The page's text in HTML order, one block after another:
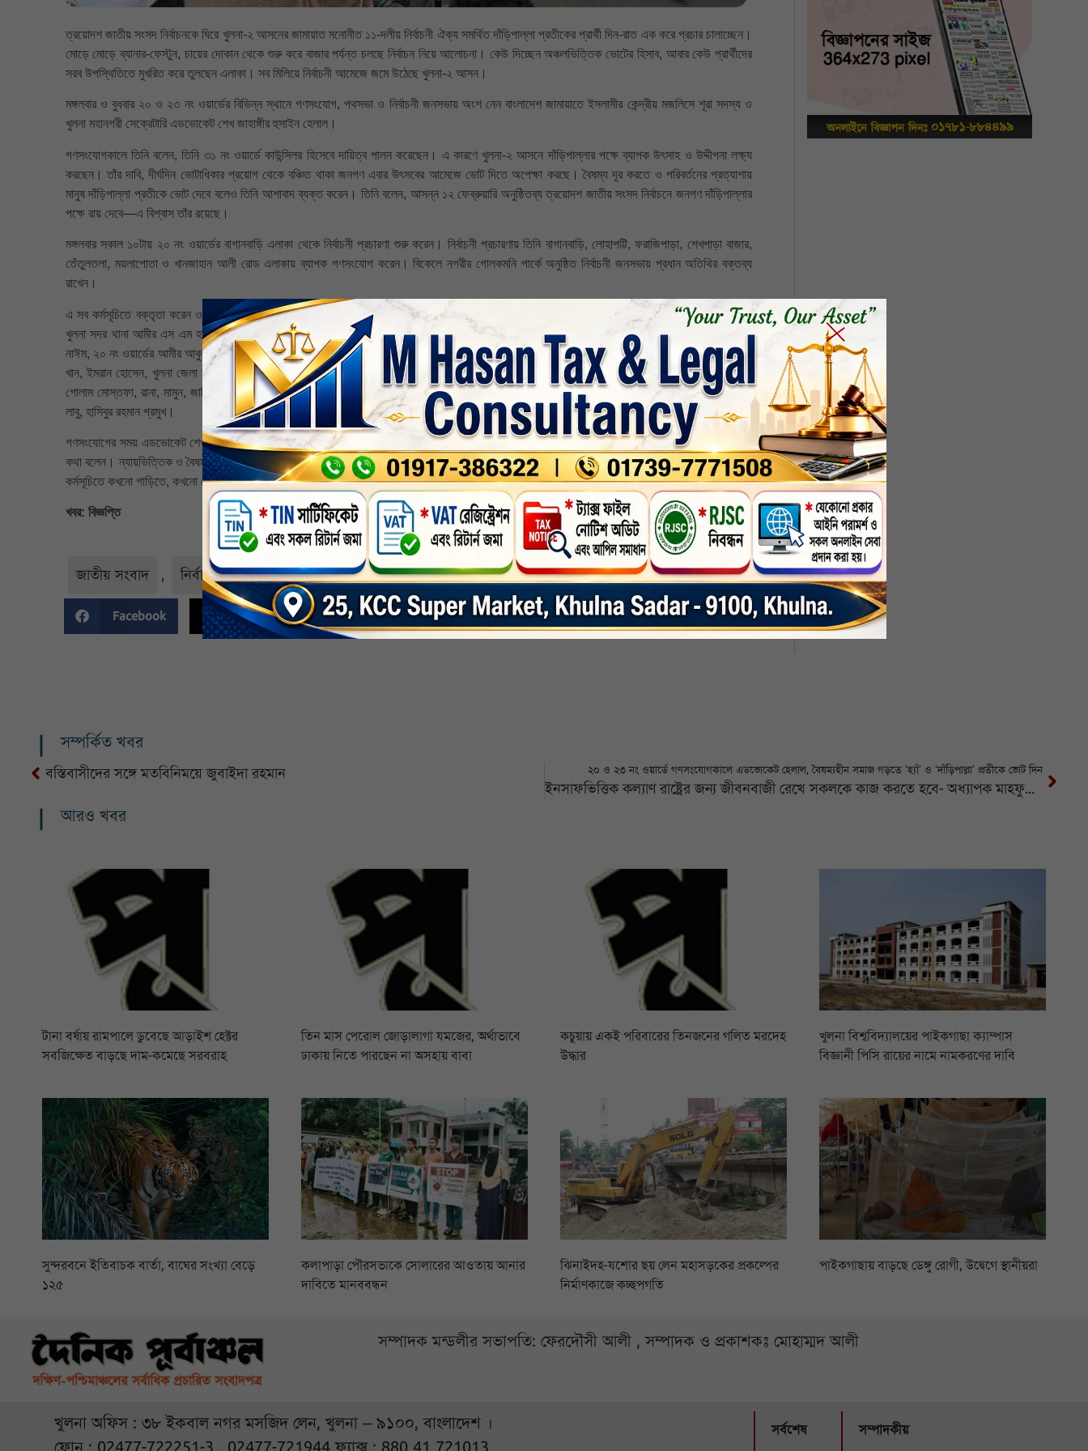
ত্রয়োদশ জাতীয় সংসদ নির্বাচনকে ঘিরে খুলনা-২ আসনের জামায়াত মনোনীত ১১-দলীয় নির্বাচনী ঐক্য সমর্থিত দাঁড়িপাল্লা প্রতীকের প্রার্থী দিন-রাত এক করে প্রচার চালাচ্ছেন।
মোড়ে মোড়ে ব্যানার-ফেস্টুন, চায়ের দোকান থেকে শুরু করে বাজার পর্যন্ত চলছে নির্বাচন নিয়ে আলোচনা। কেউ দিচ্ছেন অঞ্চলভিত্তিক ভোটের হিসাব, আবার কেউ প্রার্থীদের
সরব উপস্থিতিতে মুখরিত করে তুলছেন এলাকা। সব মিলিয়ে নির্বাচনী আমেজে জমে উঠেছে খুলনা-২ আসন।
মঙ্গলবার ও বুধবার ২০ ও ২৩ নং ওয়ার্ডের বিভিন্ন স্থানে গণসংযোগ, পথসভা ও নির্বাচনী জনসভায় অংশ নেন বাংলাদেশ জামায়াতে ইসলামীর কেন্দ্রীয় মজলিসে শূরা সদস্য ও
খুলনা মহানগরী সেক্রেটারি এডভোকেট শেখ জাহাঙ্গীর হুসাইন হেলাল।
গণসংযোগকালে তিনি বলেন, তিনি ৩১ নং ওয়ার্ডে কাউন্সিলর হিসেবে দায়িত্ব পালন করেছেন। এ কারণে খুলনা-২ আসনে দাঁড়িপাল্লার পক্ষে ব্যাপক উৎসাহ ও উদ্দীপনা লক্ষ্য
করছেন। তাঁর দাবি, দীর্ঘদিন ভোটাধিকার প্রয়োগ থেকে বঞ্চিত থাকা জনগণ এবার উৎসবের আমেজে ভোট দিতে অপেক্ষা করছে। বৈষম্য দূর করতে ও পরিবর্তনের প্রত্যাশায়
মানুষ দাঁড়িপাল্লা প্রতীকে ভোট দেবে বলেও তিনি আশাবাদ ব্যক্ত করেন। তিনি বলেন, আসন্ন ১২ ফেব্রুয়ারি অনুষ্ঠিতব্য ত্রয়োদশ জাতীয় সংসদ নির্বাচনে জনগণ দাঁড়িপাল্লার
পক্ষে রায় দেবে—এ বিশ্বাস তাঁর রয়েছে।
মঙ্গলবার সকাল ১০টায় ২০ নং ওয়ার্ডের বাগানবাড়ি এলাকা থেকে নির্বাচনী প্রচারণা শুরু করেন। নির্বাচনী প্রচারণায় তিনি বাগানবাড়ি, লোহাপট্টি, ফরাজিপাড়া, শেখপাড়া বাজার,
তেঁতুলতলা, ময়লাপোতা ও খানজাহান আলী রোড এলাকায় ব্যাপক গণসংযোগ করেন। বিকেলে নগরীর গোলকমনি পার্কে অনুষ্ঠিত নির্বাচনী জনসভায় প্রধান অতিথির বক্তব্য
রাখেন।
এ সব কর্মসূচিতে বক্তৃতা করেন ও উপস্থিত ছিলেন খুলনা মহানগরী জামায়াতের সহকারী সেক্রেটারি প্রিন্সিপাল শেখ জাহাঙ্গীর আলম, অফিস সেক্রেটারি মিম মিরাজ হোসাইন,
খুলনা সদর থানা আমীর এস এম হাফিজুর রহমান, সোনাডাঙ্গা থানা আমীর জি এম শহিদুল ইসলাম, সদর সেক্রেটারি আব্দুস সালাম, সোনাডাঙ্গা থানা সেক্রেটারি জাহিদুর রহমান
নাঈম, ২০ নং ওয়ার্ডের আমীর আবুল খায়ের, ২৩ নং ওয়ার্ডের আমীর হুমায়ুন কবীর, সেক্রেটারি সাব্বির হোসেন, এডভোকেট এস এম মাসুদুর রহমান, এডভোকেট আলমগীর হোসেন
খান, ইমরান হোসেন, খুলনা জেলা স্কুলের সাবেক প্রধান শিক্ষক আমানত হালদার, ফজলে রাব্বি, শহিদুল ইসলাম উজ্জ্বল, মো. আরিফুল হক মোল্লা, হাফেজ হাসিবুর রহমান,
গোলাম মোস্তফা, রানা, মামুন, জাকির হোসেন, আব্দুল ওয়াহিদ, রাজু, আবুল কালাম আজাদ, রাফসান, সাকিব হোসেন, রায়হান, জাহিদ হোসেন, শফিকুল ইসলাম, সেলিম আকন
লাবু, হাসিবুর রহমান প্রমুখ।
গণসংযোগের সময় এডভোকেট শেখ জাহাঙ্গীর হুসাইন হেলাল ২০ ও ২৩ নং ওয়ার্ডের ঘরে ঘরে যান, স্থানীয়দের সঙ্গে কুশল বিনিময় করেন এবং দোকানে ঢুকে ব্যবসায়ীদের সঙ্গে
কথা বলেন। ন্যায়ভিত্তিক ও বৈষম্যহীন সমাজ প্রতিষ্ঠার লক্ষ্যে দাঁড়িপাল্লা প্রতীকে ভোট দেওয়ার পাশাপাশি সন্ত্রাস ও চাঁদাবাজির বিরুদ্ধে রায় দেওয়ার আহ্বান জানান তিনি।
কর্মসূচিতে কখনো গাড়িতে, কখনো হেঁটে অংশ নেন জামায়াতের এই প্রার্থী। এ সময় তাঁর সঙ্গে বিপুলসংখ্যক সমর্থক ও অনুসারী উপস্থিত ছিলেন।
খবর: বিজ্ঞপ্তি
জাতীয় সংবাদ , নির্বাচন , সর্বশেষ-সংবাদ
Facebook Twitter Linkedin Whatsapp Print
সম্পর্কিত খবর
বস্তিবাসীদের সঙ্গে মতবিনিময়ে জুবাইদা রহমান ২০ ও ২৩ নং ওয়ার্ডে গণসংযোগকালে এডভোকেট হেলাল, বৈষম্যহীন সমাজ গড়তে ‘হ্যাঁ’ ও ‘দাঁড়িপাল্লা’ প্রতীকে ভোট দিন
ইনসাফভিত্তিক কল্যাণ রাষ্ট্রের জন্য জীবনবাজী রেখে সকলকে কাজ করতে হবে- অধ্যাপক মাহফুজুর রহমান
আরও খবর
টানা বর্ষায় রামপালে ডুবেছে আড়াইশ হেক্টর
সবজিক্ষেত বাড়ছে দাম-কমেছে সরবরাহ
তিন মাস পেরোল জোড়ালাগা যমজের, অর্থাভাবে
ঢাকায় নিতে পারছেন না অসহায় বাবা
কচুয়ায় একই পরিবারের তিনজনের গলিত মরদেহ
উদ্ধার
খুলনা বিশ্ববিদ্যালয়ের পাইকগাছা ক্যাম্পাস
বিজ্ঞানী পিসি রায়ের নামে নামকরণের দাবি
সুন্দরবনে ইতিবাচক বার্তা, বাঘের সংখ্যা বেড়ে
১২৫
কলাপাড়া পৌরসভাকে সোলারের আওতায় আনার
দাবিতে মানববন্ধন
ঝিনাইদহ-যশোর ছয় লেন মহাসড়কের প্রকল্পের
নির্মাণকাজে কচ্ছপগতি
পাইকগাছায় বাড়ছে ডেঙ্গু রোগী, উদ্বেগে স্থানীয়রা
সম্পাদক মন্ডলীর সভাপতি: ফেরদৌসী আলী , সম্পাদক ও প্রকাশকঃ মোহাম্মদ আলী
খুলনা অফিস : ৩৮ ইকবাল নগর মসজিদ লেন, খুলনা – ৯১০০, বাংলাদেশ ।
সর্বশেষ সম্পাদকীয়